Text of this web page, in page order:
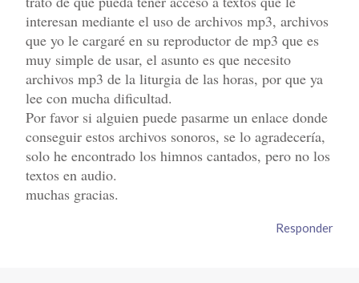
interesan mediante el uso de archivos mp3, archivos
que yo le cargaré en su reproductor de mp3 que es
muy simple de usar, el asunto es que necesito
archivos mp3 de la liturgia de las horas, por que ya
lee con mucha dificultad.
Por favor si alguien puede pasarme un enlace donde
conseguir estos archivos sonoros, se lo agradecería,
solo he encontrado los himnos cantados, pero no los
textos en audio.
muchas gracias.
Responder